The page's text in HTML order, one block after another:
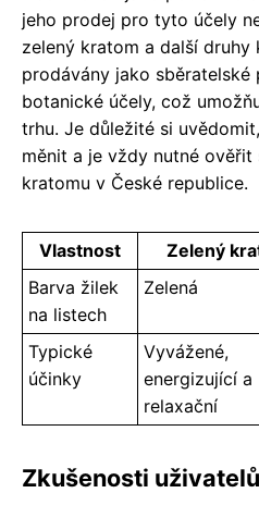
jeho prodej pro tyto účely
zelený kratom a další druhy
prodávány jako sběratelské
botanické účely, což
trhu. Je důležité si
měnit a je vždy nutné
kratomu v České republice.
Vlastnost Zelený
Barva žilek
na listech
Zelená
Typické
účinky
Vyvážené,
energizující a
relaxační
Zkušenosti uživatelů